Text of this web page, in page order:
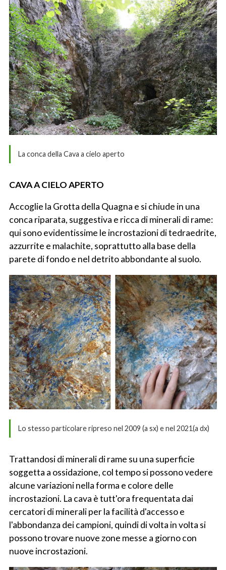
La conca della Cava a cielo aperto
CAVA A CIELO APERTO
Accoglie la Grotta della Quagna e si chiude in una
conca riparata, suggestiva e ricca di minerali di rame:
qui sono evidentissime le incrostazioni di tedraedrite,
azzurrite e malachite, soprattutto alla base della
parete di fondo e nel detrito abbondante al suolo.
Lo stesso particolare ripreso nel 2009 (a sx) e nel 2021(a dx)
Trattandosi di minerali di rame su una superficie
soggetta a ossidazione, col tempo si possono vedere
alcune variazioni nella forma e colore delle
incrostazioni. La cava è tutt'ora frequentata dai
cercatori di minerali per la facilità d'accesso e
l'abbondanza dei campioni, quindi di volta in volta si
possono trovare nuove zone messe a giorno con
nuove incrostazioni.